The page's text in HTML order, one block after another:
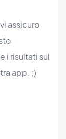
assicuro
i risultati sul
app. ;)